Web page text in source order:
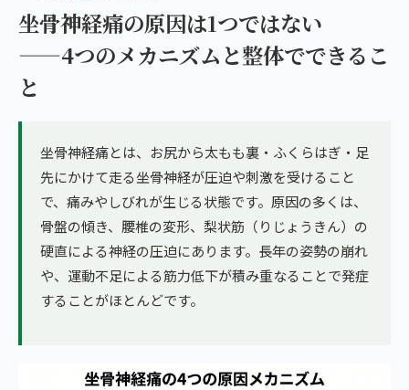
坐骨神経痛の原因は1つではない
——4つのメカニズムと整体でできるこ
と
坐骨神経痛とは、お尻から太もも裏・ふくらはぎ・足
先にかけて走る坐骨神経が圧迫や刺激を受けること
で、痛みやしびれが生じる状態です。原因の多くは、
骨盤の傾き、腰椎の変形、梨状筋（りじょうきん）の
硬直による神経の圧迫にあります。長年の姿勢の崩れ
や、運動不足による筋力低下が積み重なることで発症
することがほとんどです。